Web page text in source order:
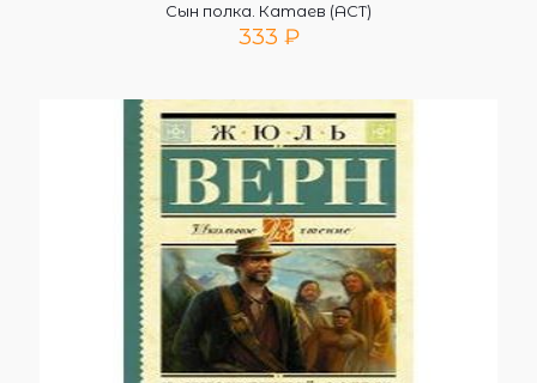
Сын полка. Катаев (АСТ)
333 ₽